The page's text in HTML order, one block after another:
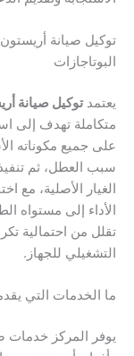
توكيل صيانة
البوتاجازات
يعتمدتوكيل صيانة
متكاملة تهدف إلى
على جميع مكوناته
سبب العطل، ثم
الغيار الأصلية، مع
الأداء إلى مستواه
تقلل من احتمالية
التشغيلي للجهاز.
ما الخدمات التي
يوفر المركز خدمات